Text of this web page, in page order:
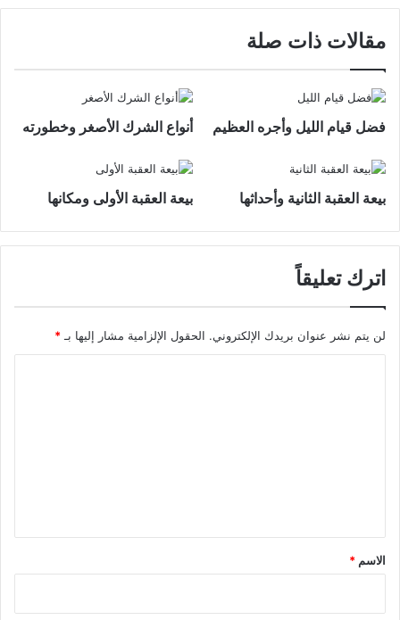
مقالات ذات صلة
فضل قيام الليل وأجره العظيم أنواع الشرك الأصغر وخطورته
بيعة العقبة الثانية وأحداثها بيعة العقبة الأولى ومكانها
اترك تعليقاً
لن يتم نشر عنوان بريدك الإلكتروني. الحقول الإلزامية مشار إليها بـ *
*
الاسم *